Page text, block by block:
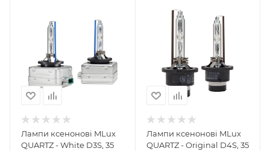
Лампи ксенонові MLux
QUARTZ - White D3S, 35
Лампи ксенонові MLux
QUARTZ - Original D4S, 35